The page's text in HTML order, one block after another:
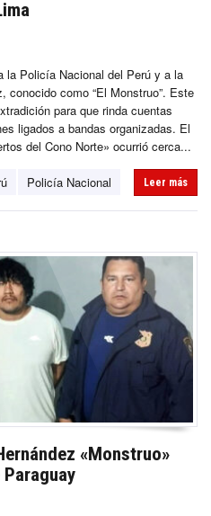
la Policía Nacional del Perú y a la
conocido como “El Monstruo”. Este
para que rinda cuentas
ligados a bandas organizadas. El
del Cono Norte» ocurrió cerca...
Policía Nacional Leer más
«Monstruo»